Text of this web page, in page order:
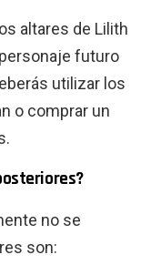
altares de Lilith
futuro
utilizar los
o comprar un
no se
son: